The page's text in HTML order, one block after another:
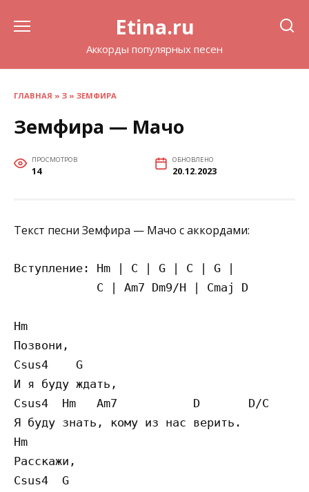
Etina.ru
Аккорды популярных песен
ГЛАВНАЯ » З » ЗЕМФИРА
Земфира — Мачо
ПРОСМОТРОВ
14
ОБНОВЛЕНО
20.12.2023
Текст песни Земфира — Мачо с аккордами:
Вступление: Hm | C | G | C | G |
            C | Am7 Dm9/H | Cmaj D
Hm
Позвони,
Csus4    G
И я буду ждать,
Csus4  Hm   Am7           D       D/C
Я буду знать, кому из нас верить.
Hm
Расскажи,
Csus4  G